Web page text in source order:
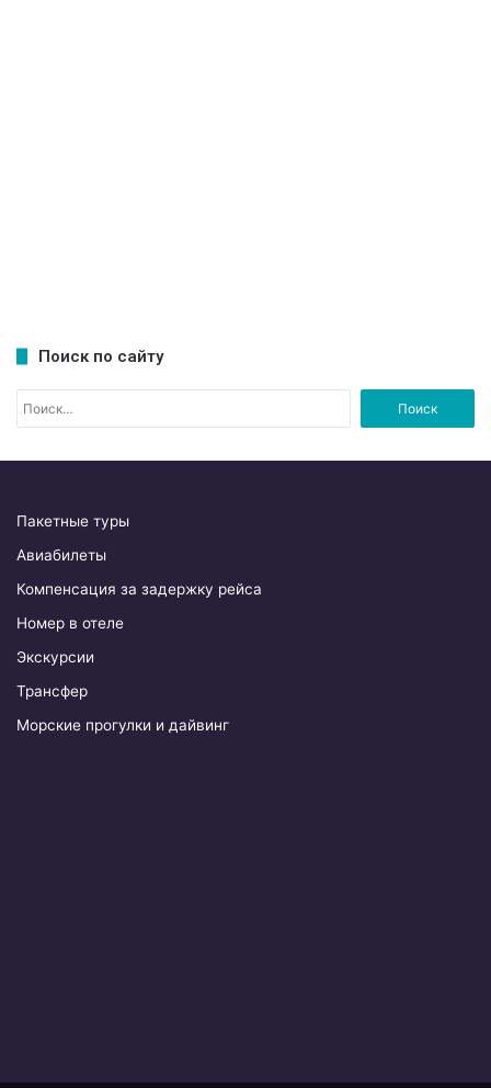
Поиск по сайту
Пакетные туры
Авиабилеты
Компенсация за задержку рейса
Номер в отеле
Экскурсии
Трансфер
Морские прогулки и дайвинг